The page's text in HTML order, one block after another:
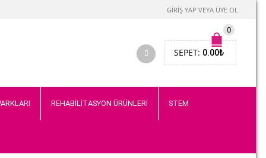
GIRIŞ YAP VEYA ÜYE OL
0
SEPET: 0.00₺
REHABİLİTASYON ÜRÜNLERİ STEM